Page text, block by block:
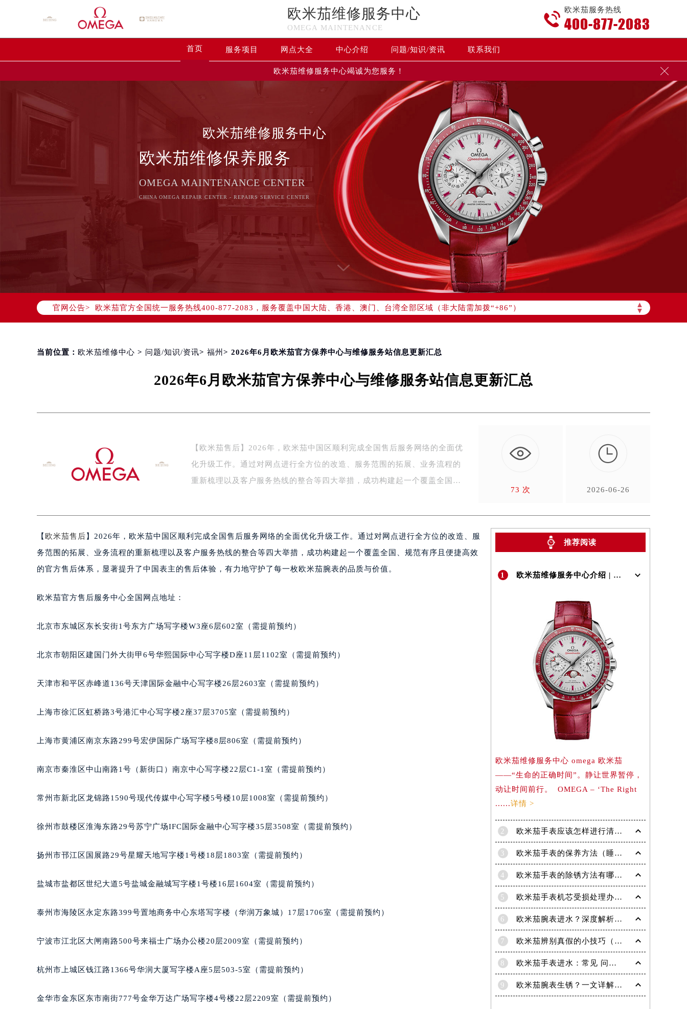
欧米茄维修服务中心
OMEGA MAINTENANCE

欧米茄服务热线
400-877-2083
首页 服务项目 网点大全 中心介绍 问题/知识/资讯 联系我们
欧米茄维修服务中心竭诚为您服务！ 
欧米茄维修服务中心
欧米茄维修保养服务
OMEGA MAINTENANCE CENTER
CHINA OMEGA REPAIR CENTER - REPAIRS SERVICE CENTER
官网公告> ▲
▼
2026年8月欧米茄中国区售后服务网络优化升级公告
2026年8月欧米茄全国官方售后客户服务热线：400-877-2083
欧米茄官方全国统一服务热线400-877-2083，服务覆盖中国大陆、香港、澳门、台湾全部区域（非大陆需加拨“+86”）
2026年8月欧米茄售后服务中心最新网点地址：
北京市东城区东长安街1号东方广场写字楼W3座6层602室（需提前预约）
上海市徐汇区虹桥路3号港汇中心写字楼2座37层3705室（需提前预约）
扬州市邗江区国展路29号星耀天地写字楼1号楼18层1803室（需提前预约）
盐城市盐都区世纪大道5号盐城金融城写字楼1号楼16层1604室（需提前预约）
泰州市海陵区永定东路399号置地商务中心东塔写字楼（华润万象城）17层1706室（需提前预约）
绍兴市越城区胜利东路379号世茂天际中心写字楼8层805室（需提前预约）
嘉兴市南湖区广益路705号嘉兴世界贸易中心写字楼A座13层1304室（需提前预约）
南昌市红谷滩新区红谷中大道998号绿地双子塔（中央广场）A1座办公楼14层07室（需提前预约）
广州市天河区天河路230号万菱汇国际中心写字楼A塔7层704室（需提前预约）
深圳市罗湖区深南东路5001号华润大厦写字楼17层1701室（需提前预约）
厦门市思明区湖滨东路95号华润大厦写字楼B座11层1104室（需提前预约）
成都市锦江区人民东路6号SAC东原中心写字楼24层2406B室（需提前预约）
长沙市芙蓉区定王台街道建湘路393号世茂环球金融中心写字楼（芙蓉广场）10层13室（需提前预约）
太原市迎泽区解放路15号亨得利名表服务中心（品牌授权店）3层整层（需提前预约）
沈阳市沈河区中街路83号亨得利名表服务中心（品牌授权店）1层整层（需提前预约）
温州市鹿城区锦绣路1067号置信广场10层1015室（需提前预约）
大连市中山区人民路15号国际金融大厦7层G室（需提前预约）
东莞市东城街道鸿福东路1号民盈国贸中心T1写字楼9层907室（需提前预约）
南通市崇川区工农路57号圆融广场写字楼16层1603室（需提前预约）
武汉市江汉区解放大道686号世界贸易大厦38层09室（需提前预约）
合肥市蜀山区潜山路111号万象城华润大厦B座12楼03室（需提前预约）
青岛市南区山东路6号华润大厦B座22层04室（需提前预约）
长春市朝阳区西安大路727号中银大厦A座(旺进大厦)18层09室（需提前预约）
当前位置： 欧米茄维修中心 > 问题/知识/资讯> 福州 > 2026年6月欧米茄官方保养中心与维修服务站信息更新汇总
2026年6月欧米茄官方保养中心与维修服务站信息更新汇总
【欧米茄售后】2026年，欧米茄中国区顺利完成全国售后服务网络的全面优
化升级工作。通过对网点进行全方位的改造、服务范围的拓展、业务流程的
重新梳理以及客户服务热线的整合等四大举措，成功构建起一个覆盖全国、
73 次

2026-06-26
【 欧米茄售后 】2026年，欧米茄中国区顺利完成全国售后服务网络的全面优化升级工作。通过对网点进行全方位的改造、服
务范围的拓展、业务流程的重新梳理以及客户服务热线的整合等四大举措，成功构建起一个覆盖全国、规范有序且便捷高效
的官方售后体系，显著提升了中国表主的售后体验，有力地守护了每一枚欧米茄腕表的品质与价值。
欧米茄官方售后服务中心全国网点地址：
北京市东城区东长安街1号东方广场写字楼W3座6层602室（需提前预约）
北京市朝阳区建国门外大街甲6号华熙国际中心写字楼D座11层1102室（需提前预约）
天津市和平区赤峰道136号天津国际金融中心写字楼26层2603室（需提前预约）
上海市徐汇区虹桥路3号港汇中心写字楼2座37层3705室（需提前预约）
上海市黄浦区南京东路299号宏伊国际广场写字楼8层806室（需提前预约）
南京市秦淮区中山南路1号（新街口）南京中心写字楼22层C1-1室（需提前预约）
常州市新北区龙锦路1590号现代传媒中心写字楼5号楼10层1008室（需提前预约）
徐州市鼓楼区淮海东路29号苏宁广场IFC国际金融中心写字楼35层3508室（需提前预约）
扬州市邗江区国展路29号星耀天地写字楼1号楼18层1803室（需提前预约）
盐城市盐都区世纪大道5号盐城金融城写字楼1号楼16层1604室（需提前预约）
泰州市海陵区永定东路399号置地商务中心东塔写字楼（华润万象城）17层1706室（需提前预约）
宁波市江北区大闸南路500号来福士广场办公楼20层2009室（需提前预约）
杭州市上城区钱江路1366号华润大厦写字楼A座5层503-5室（需提前预约）
金华市金东区东市南街777号金华万达广场写字楼4号楼22层2209室（需提前预约）
推荐阅读
1 欧米茄维修服务中心介绍 | OMEGA
欧米茄维修服务中心 omega 欧米茄
——“生命的正确时间”。静让世界暂停，
动让时间前行。 OMEGA – ‘The Right
......详情 >
2 欧米茄手表应该怎样进行清洗保养呢？
3 欧米茄手表的保养方法（睡觉时不要戴欧米茄手表的原因）
4 欧米茄手表的除锈方法有哪些?
5 欧米茄手表机芯受损处理办法汇总（专业维修技巧与注意事项）
6 欧米茄腕表进水？深度解析解决策略，守护您的爱表！
7 欧米茄辨别真假的小技巧（助你轻松识破假表）
8 欧米茄手表进水：常见 问题详解
9 欧米茄腕表生锈？一文详解解决策略与预防技巧！